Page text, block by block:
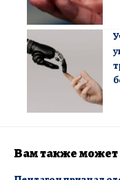
Вам также может